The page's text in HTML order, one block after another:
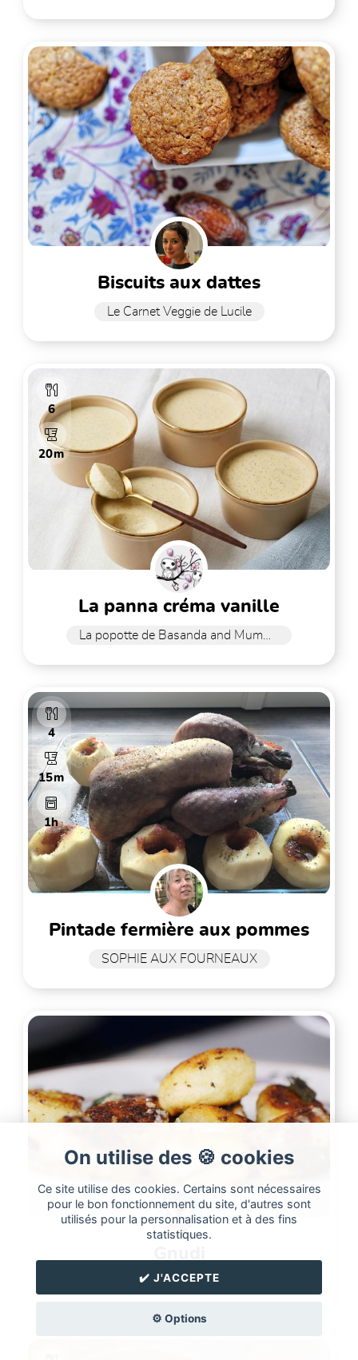
biscuits aux dattes
Le Carnet Veggie de Lucile
6
20m
la panna créma vanille
La popotte de Basanda and Mummy
4
15m
1h
pintade fermière aux pommes
SOPHIE AUX FOURNEAUX
chrisrecettes
On utilise des 🍪 cookies
Ce site utilise des cookies. Certains sont nécessaires
pour le bon fonctionnement du site, d'autres sont
utilisés pour la personnalisation et à des fins
statistiques.
✔️ J'ACCEPTE
⚙️ Options